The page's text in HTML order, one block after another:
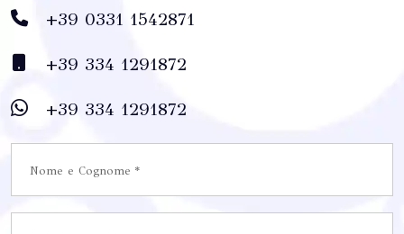
+39 0331 1542871
+39 334 1291872
+39 334 1291872